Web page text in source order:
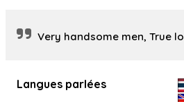
Very handsome men, True
Langues parlées